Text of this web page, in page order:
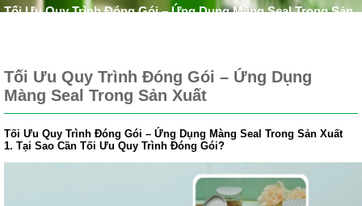
Tối Ưu Quy Trình Đóng Gói – Ứng Dụng Màng Seal Trong Sản
Tối Ưu Quy Trình Đóng Gói – Ứng Dụng
Màng Seal Trong Sản Xuất
Tối Ưu Quy Trình Đóng Gói – Ứng Dụng Màng Seal Trong Sản Xuất
1. Tại Sao Cần Tối Ưu Quy Trình Đóng Gói?